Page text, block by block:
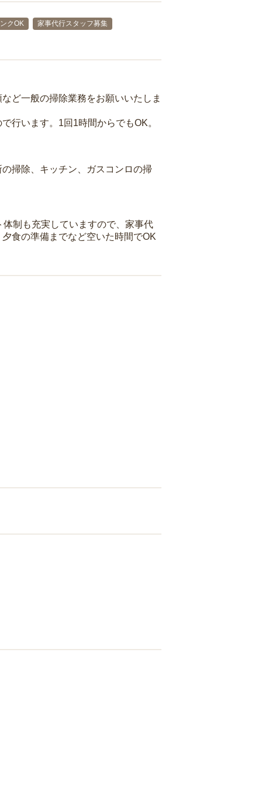
クOK
家事代行スタッフ募集
ど一般の掃除業務をお願いいたしま
行います。1回1時間からでもOK。
掃除、キッチン、ガスコンロの掃
制も充実していますので、家事代
食の準備までなど空いた時間でOK